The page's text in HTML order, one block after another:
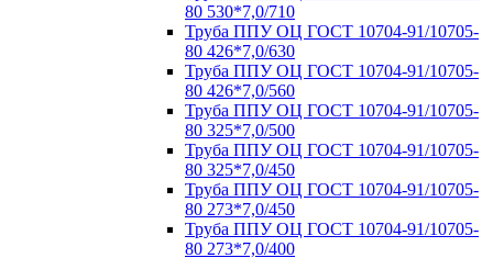
80 530*7,0/710
Труба ППУ ОЦ ГОСТ 10704-91/10705-
80 426*7,0/630
Труба ППУ ОЦ ГОСТ 10704-91/10705-
80 426*7,0/560
Труба ППУ ОЦ ГОСТ 10704-91/10705-
80 325*7,0/500
Труба ППУ ОЦ ГОСТ 10704-91/10705-
80 325*7,0/450
Труба ППУ ОЦ ГОСТ 10704-91/10705-
80 273*7,0/450
Труба ППУ ОЦ ГОСТ 10704-91/10705-
80 273*7,0/400